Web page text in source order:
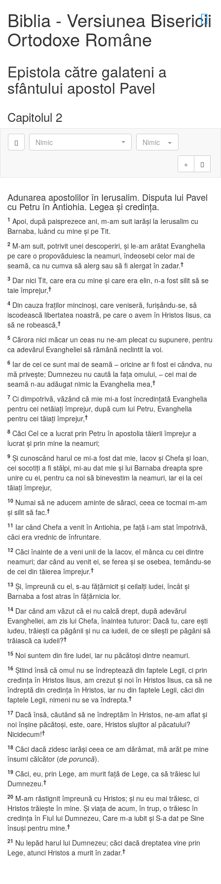
×
Biblia - Versiunea Bisericii
Ortodoxe Române
Epistola către galateni a
sfântului apostol Pavel
Capitolul 2
Nimic Nimic
Adunarea apostolilor în Ierusalim. Disputa lui Pavel
cu Petru în Antiohia. Legea şi credinţa.
1 Apoi, după paisprezece ani, m-am suit iarăşi la Ierusalim cu
Barnaba, luând cu mine şi pe Tit.
2 M-am suit, potrivit unei descoperiri, şi le-am arătat Evanghelia
pe care o propovăduiesc la neamuri, îndeosebi celor mai de
seamă, ca nu cumva să alerg sau să fi alergat în zadar.†
3 Dar nici Tit, care era cu mine şi care era elin, n-a fost silit să se
taie împrejur,†
4 Din cauza fraţilor mincinoşi, care veniseră, furişându-se, să
iscodească libertatea noastră, pe care o avem în Hristos Iisus, ca
să ne robească,†
5 Cărora nici măcar un ceas nu ne-am plecat cu supunere, pentru
ca adevărul Evangheliei să rămână neclintit la voi.
6 Iar de cei ce sunt mai de seamă – oricine ar fi fost ei cândva, nu
mă priveşte; Dumnezeu nu caută la faţa omului, – cei mai de
seamă n-au adăugat nimic la Evanghelia mea,†
7 Ci dimpotrivă, văzând că mie mi-a fost încredinţată Evanghelia
pentru cei netăiaţi împrejur, după cum lui Petru, Evanghelia
pentru cei tăiaţi împrejur,†
8 Căci Cel ce a lucrat prin Petru în apostolia tăierii împrejur a
lucrat şi prin mine la neamuri;
9 Şi cunoscând harul ce mi-a fost dat mie, Iacov şi Chefa şi Ioan,
cei socotiţi a fi stâlpi, mi-au dat mie şi lui Barnaba dreapta spre
unire cu ei, pentru ca noi să binevestim la neamuri, iar ei la cei
tăiaţi împrejur,
10 Numai să ne aducem aminte de săraci, ceea ce tocmai m-am
şi silit să fac.†
11 Iar când Chefa a venit în Antiohia, pe faţă i-am stat împotrivă,
căci era vrednic de înfruntare.
12 Căci înainte de a veni unii de la Iacov, el mânca cu cei dintre
neamuri; dar când au venit ei, se ferea şi se osebea, temându-se
de cei din tăierea împrejur.†
13 Şi, împreună cu el, s-au făţărnicit şi ceilalţi iudei, încât şi
Barnaba a fost atras în făţărnicia lor.
14 Dar când am văzut că ei nu calcă drept, după adevărul
Evangheliei, am zis lui Chefa, înaintea tuturor: Dacă tu, care eşti
iudeu, trăieşti ca păgânii şi nu ca iudeii, de ce sileşti pe păgâni să
trăiască ca iudeii?†
15 Noi suntem din fire iudei, iar nu păcătoşi dintre neamuri.
16 Ştiind însă că omul nu se îndreptează din faptele Legii, ci prin
credinţa în Hristos Iisus, am crezut şi noi în Hristos Iisus, ca să ne
îndreptă din credinţa în Hristos, iar nu din faptele Legii, căci din
faptele Legii, nimeni nu se va îndrepta.†
17 Dacă însă, căutând să ne îndreptăm în Hristos, ne-am aflat şi
noi înşine păcătoşi, este, oare, Hristos slujitor al păcatului?
Nicidecum!†
18 Căci dacă zidesc iarăşi ceea ce am dărâmat, mă arăt pe mine
însumi călcător (de poruncă).
19 Căci, eu, prin Lege, am murit faţă de Lege, ca să trăiesc lui
Dumnezeu.†
20 M-am răstignit împreună cu Hristos; şi nu eu mai trăiesc, ci
Hristos trăieşte în mine. Şi viaţa de acum, în trup, o trăiesc în
credinţa în Fiul lui Dumnezeu, Care m-a iubit şi S-a dat pe Sine
însuşi pentru mine.†
21 Nu lepăd harul lui Dumnezeu; căci dacă dreptatea vine prin
Lege, atunci Hristos a murit în zadar.†